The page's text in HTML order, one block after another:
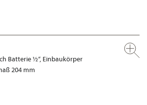
Batterie ½“, Einbaukörper
204 mm